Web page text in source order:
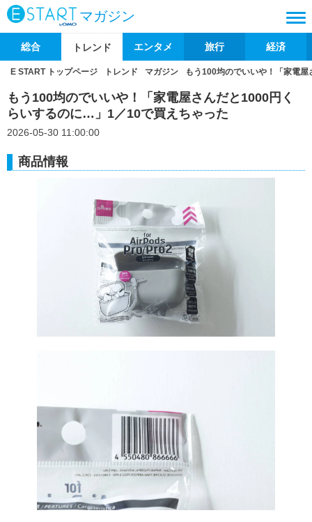
マガジン
総合 トレンド エンタメ 旅行 経済
E START トップページ トレンド マガジン もう100均のでいいや！「家電
もう100均のでいいや！「家電屋さんだと1000円く
らいするのに…」1／10で買えちゃった
2026-05-30 11:00:00
商品情報